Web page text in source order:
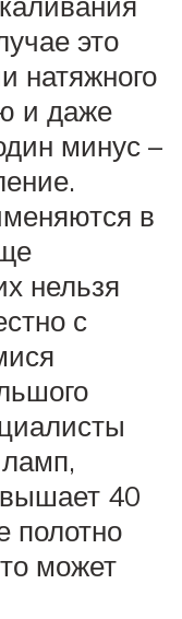
это
натяжного
и даже
минус –
в
нельзя
с
40
полотно
может